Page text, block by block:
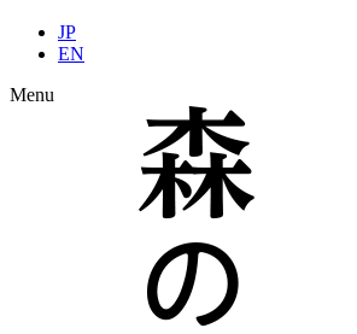
JP
EN
Menu